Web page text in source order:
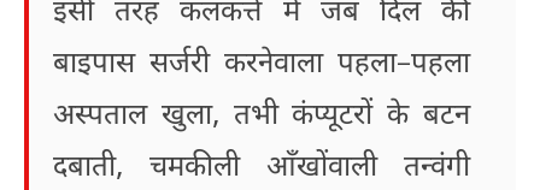
इसी तरह कलकत्ते में जब दिल की
बाइपास सर्जरी करनेवाला पहला–पहला
अस्पताल खुला, तभी कंप्यूटरों के बटन
दबाती, चमकीली आँखोंवाली तन्वंगी